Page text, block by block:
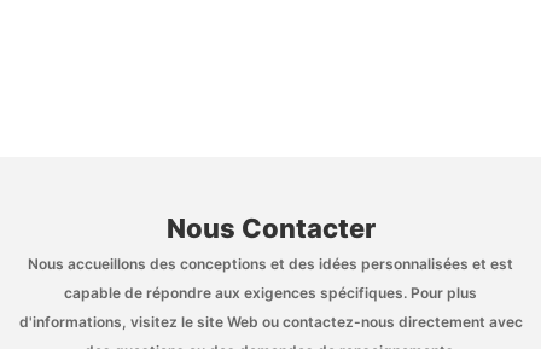
Nous Contacter
Nous accueillons des conceptions et des idées personnalisées et est
capable de répondre aux exigences spécifiques. Pour plus
d'informations, visitez le site Web ou contactez-nous directement avec